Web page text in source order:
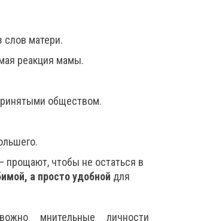
слов матери.
реакция мамы.
обществом.
чтобы не остаться в
а просто удобной для
мнительные личности